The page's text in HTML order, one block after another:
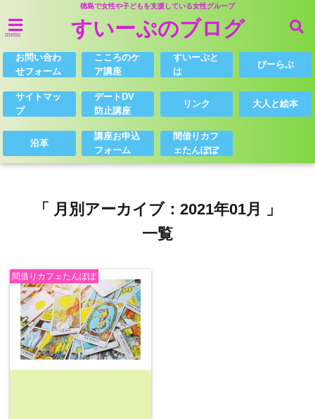
徳島で女性や子どもを支援している女性グループ
menu すいーぷのブログ
お問い合わ
せフォーム
こころのケ
ア講座
すいーぷと
は
びーらぶ
サイトマッ
プ
デートDV
防止講座
リンク 大人と絵本
沿革
講座お申込
フォーム
間借りカフ
ェたんぽぽ
「 月別アーカイブ：2021年01月 」
一覧
間借りカフェたんぽぽ